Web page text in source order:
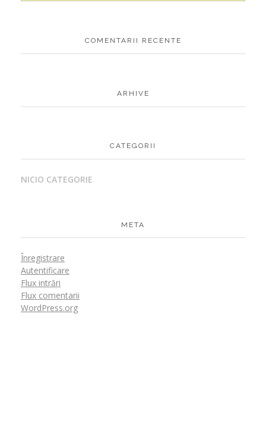
COMENTARII RECENTE
ARHIVE
CATEGORII
NICIO CATEGORIE
META
Înregistrare
Autentificare
Flux intrări
Flux comentarii
WordPress.org